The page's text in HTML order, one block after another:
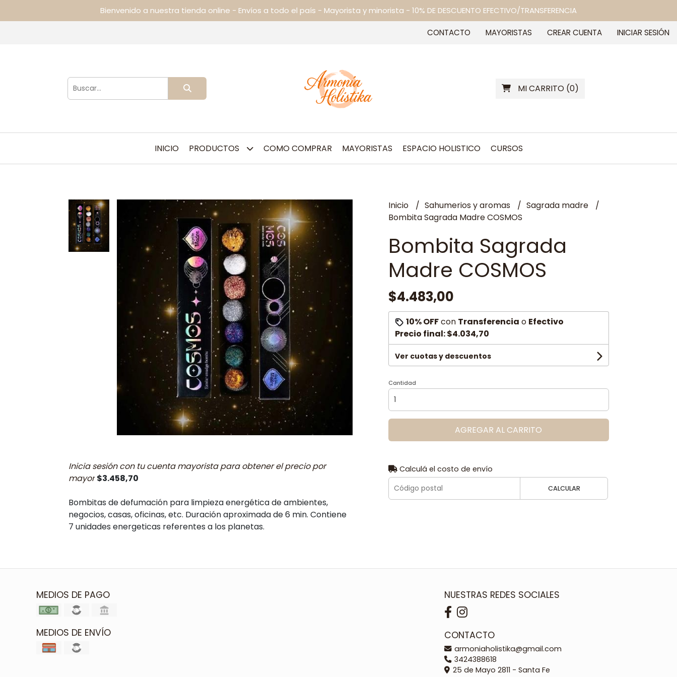
Bienvenido a nuestra tienda online - Envíos a todo el país - Mayorista y minorista - 10% DE DESCUENTO EFECTIVO/TRANSFERENCIA
CONTACTO MAYORISTAS CREAR CUENTA INICIAR SESIÓN
MI CARRITO(0)
INICIO PRODUCTOS COMO COMPRAR MAYORISTAS ESPACIO HOLISTICO CURSOS
Inicia sesión con tu cuenta mayorista para obtener el precio por
mayor $3.458,70
Bombitas de defumación para limpieza energética de ambientes,
negocios, casas, oficinas, etc. Duración aproximada de 6 min. Contiene
7 unidades energeticas referentes a los planetas.
Inicio Sahumerios y aromas
Sagrada madre
Bombita Sagrada Madre COSMOS
Bombita Sagrada
Madre COSMOS
$4.483,00
10% OFFcon Transferencia o Efectivo
Precio final:$4.034,70
Ver cuotas y descuentos
Cantidad
AGREGAR AL CARRITO
Calculá el costo de envío
CALCULAR
MEDIOS DE PAGO
MEDIOS DE ENVÍO
NUESTRAS REDES SOCIALES
CONTACTO
armoniaholistika@gmail.com
3424388618
25 de Mayo 2811 - Santa Fe